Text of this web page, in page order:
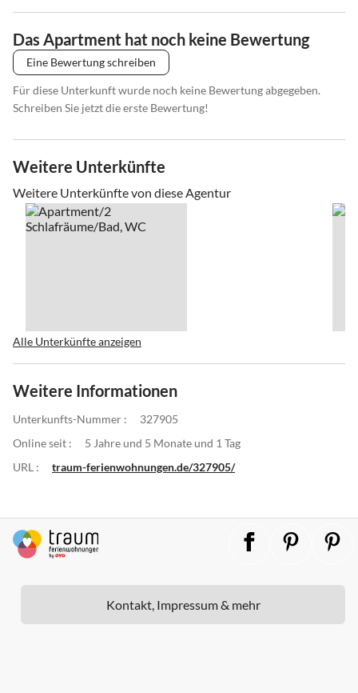
Das Apartment hat noch keine Bewertung
Eine Bewertung schreiben
Für diese Unterkunft wurde noch keine Bewertung abgegeben.
Schreiben Sie jetzt die erste Bewertung!
Weitere Unterkünfte
Weitere Unterkünfte von diese Agentur
Alle Unterkünfte anzeigen
Weitere Informationen
Unterkunfts-Nummer :
327905
Online seit :
5 Jahre und 5 Monate und 1 Tag
URL :
traum-ferienwohnungen.de/327905/
Kontakt, Impressum & mehr